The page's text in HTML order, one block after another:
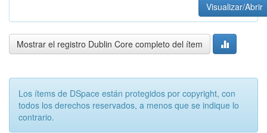
Visualizar/Abrir
Mostrar el registro Dublin Core completo del ítem
Los ítems de DSpace están protegidos por copyright, con
todos los derechos reservados, a menos que se indique lo
contrario.